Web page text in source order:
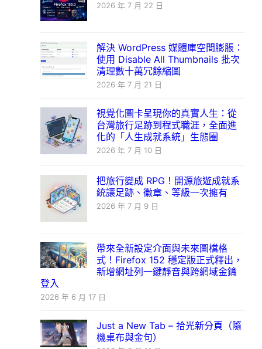
2026 年 7 月 22 日
解決 WordPress 媒體庫空間膨脹：
使用 Disable All Thumbnails 批次
清理數十萬冗餘縮圖
2026 年 7 月 21 日
視覺化圖卡呈現你的真實人生：從
台灣旅行足跡到程式職涯，全面進
化的「人生成就系統」生態圈
2026 年 7 月 10 日
把旅行變成 RPG！開源旅遊成就系
統讓足跡、徽章、等級一次擁有
2026 年 7 月 9 日
帶來全新設定介面與未來圖檔格
式！Firefox 152 穩定版正式釋出，
新增網址列一鍵靜音與跨網域金鑰
登入
2026 年 6 月 17 日
Just a New Tab – 拾光新分頁（隨
機桌布與金句）